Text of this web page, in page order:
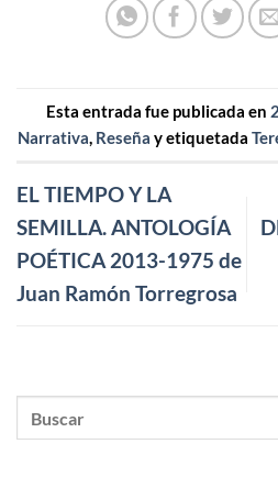
Esta entrada fue publicada en
Narrativa, Reseña y etiquetada
EL TIEMPO Y LA
SEMILLA. ANTOLOGÍA
POÉTICA 2013-1975 de
Juan Ramón Torregrosa